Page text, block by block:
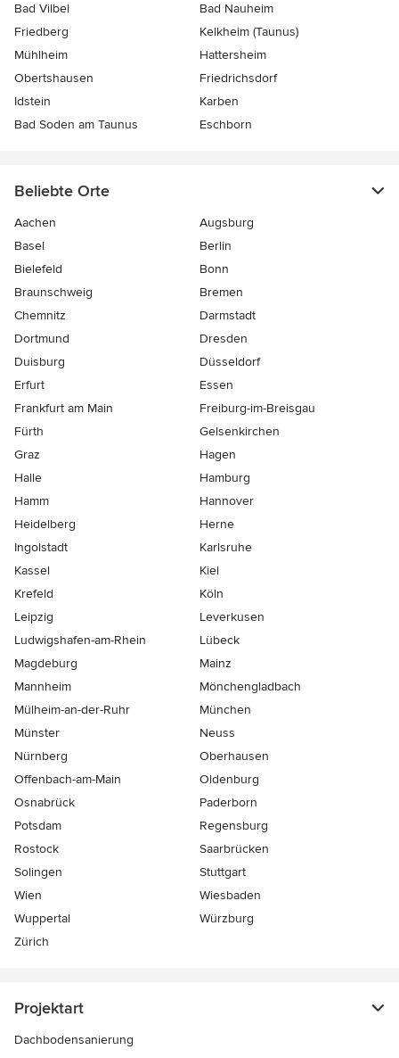
Bad Vilbel
Bad Nauheim
Friedberg
Kelkheim (Taunus)
Mühlheim
Hattersheim
Obertshausen
Friedrichsdorf
Idstein
Karben
Bad Soden am Taunus
Eschborn
Beliebte Orte
Aachen
Augsburg
Basel
Berlin
Bielefeld
Bonn
Braunschweig
Bremen
Chemnitz
Darmstadt
Dortmund
Dresden
Duisburg
Düsseldorf
Erfurt
Essen
Frankfurt am Main
Freiburg-im-Breisgau
Fürth
Gelsenkirchen
Graz
Hagen
Halle
Hamburg
Hamm
Hannover
Heidelberg
Herne
Ingolstadt
Karlsruhe
Kassel
Kiel
Krefeld
Köln
Leipzig
Leverkusen
Ludwigshafen-am-Rhein
Lübeck
Magdeburg
Mainz
Mannheim
Mönchen­gladbach
Mülheim-an-der-Ruhr
München
Münster
Neuss
Nürnberg
Oberhausen
Offenbach-am-Main
Oldenburg
Osnabrück
Paderborn
Potsdam
Regensburg
Rostock
Saarbrücken
Solingen
Stuttgart
Wien
Wiesbaden
Wuppertal
Würzburg
Zürich
Projektart
Dachbodensanierung